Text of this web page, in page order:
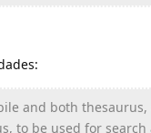
and both thesaurus,
to be used for